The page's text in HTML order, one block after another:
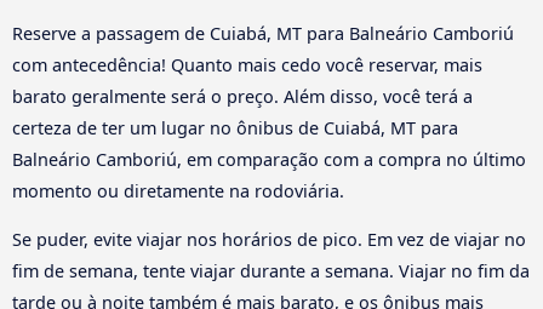
Reserve a passagem de Cuiabá, MT para Balneário Camboriú
com antecedência! Quanto mais cedo você reservar, mais
barato geralmente será o preço. Além disso, você terá a
certeza de ter um lugar no ônibus de Cuiabá, MT para
Balneário Camboriú, em comparação com a compra no último
momento ou diretamente na rodoviária.
Se puder, evite viajar nos horários de pico. Em vez de viajar no
fim de semana, tente viajar durante a semana. Viajar no fim da
tarde ou à noite também é mais barato, e os ônibus mais